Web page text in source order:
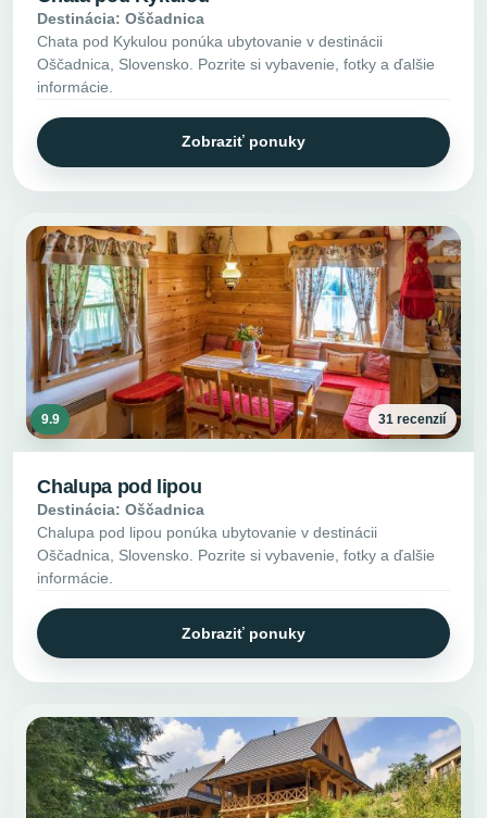
Destinácia: Oščadnica
Chata pod Kykulou ponúka ubytovanie v destinácii
Oščadnica, Slovensko. Pozrite si vybavenie, fotky a ďalšie
informácie.
Zobraziť ponuky
9.9 31 recenzií
Chalupa pod lipou
Destinácia: Oščadnica
Chalupa pod lipou ponúka ubytovanie v destinácii
Oščadnica, Slovensko. Pozrite si vybavenie, fotky a ďalšie
informácie.
Zobraziť ponuky